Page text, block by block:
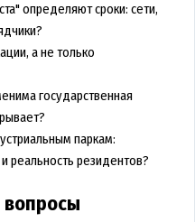
определяют сроки: сети,
а не только
государственная
паркам:
реальность резидентов?